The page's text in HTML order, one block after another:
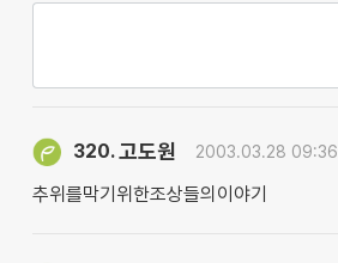
320.고도원 2003.03.28 09:36
추위를막기위한조상들의이야기